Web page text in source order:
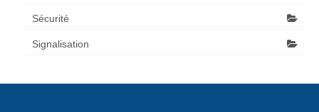
Sécurité
Signalisation